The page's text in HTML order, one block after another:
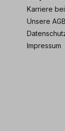
Karriere
Unsere AGB
Impressum